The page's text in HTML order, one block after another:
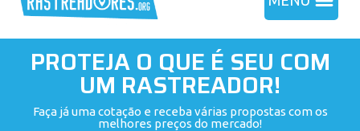
PROTEJA O QUE É SEU COM
UM RASTREADOR!
Faça já uma cotação e receba várias propostas com os
melhores preços do mercado!